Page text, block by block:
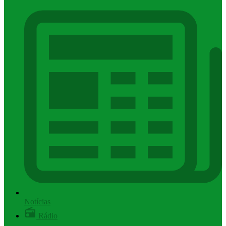
Notícias
Rádio